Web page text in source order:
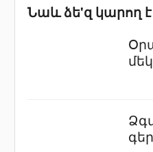
Նաև ձե'զ կարող է